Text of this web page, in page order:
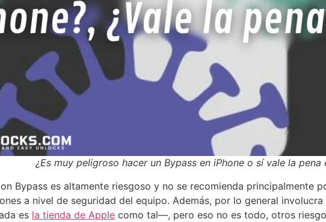
¿Es muy peligroso hacer un Bypass en iPhone o sí vale la pena
Bypass es altamente riesgoso y no se recomienda principalmente
a nivel de seguridad del equipo. Además, por lo general
es la tienda de Apple como tal—, pero eso no es todo, otros